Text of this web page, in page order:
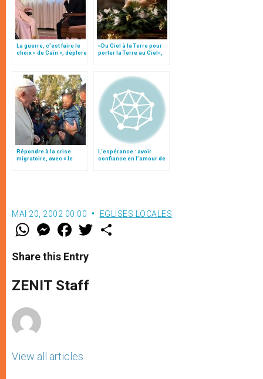
La guerre, c’est faire le
choix « de Caïn », déplore
«Du Ciel à la Terre pour
porter la Terre au Ciel»,
Répondre à la crise
migratoire, avec « le
L‘espérance : avoir
confiance en l’amour de
MAI 20, 2002 00:00 EGLISES LOCALES
W
t
s
p
p
M
e
s
e
g
e
F
a
e
b
o
k
w
Share this Entry
ZENIT Staff
View all articles